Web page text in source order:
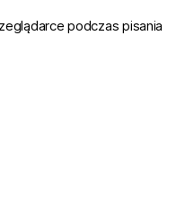
podczas pisania